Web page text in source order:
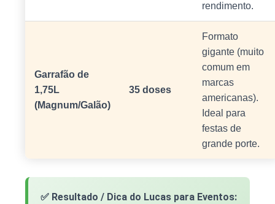
rendimento.
Garrafão de
1,75L
(Magnum/Galão)
35 doses
Formato
gigante (muito
comum em
marcas
americanas).
Ideal para
festas de
grande porte.
✅ Resultado / Dica do Lucas para Eventos: